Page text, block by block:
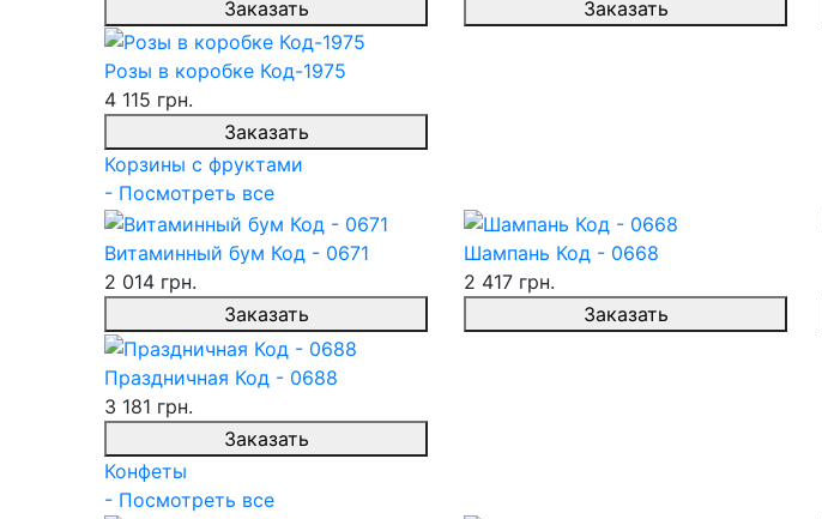
Заказать
Заказать
Розы в коробке Код-1975
4 115 грн.
Заказать
Корзины с фруктами
- Посмотреть все
Витаминный бум Код - 0671
2 014 грн.
Заказать
Шампань Код - 0668
2 417 грн.
Заказать
Праздничная Код - 0688
3 181 грн.
Заказать
Конфеты
- Посмотреть все